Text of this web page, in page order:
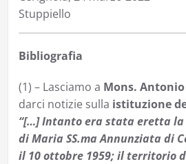
Stuppiello
Bibliografia
(1) – Lasciamo a Mons.
darci notizie sulla istituzione
“[…] Intanto era stata eretta la
di Maria SS.ma Annunziata di
il 10 ottobre 1959; il territorio